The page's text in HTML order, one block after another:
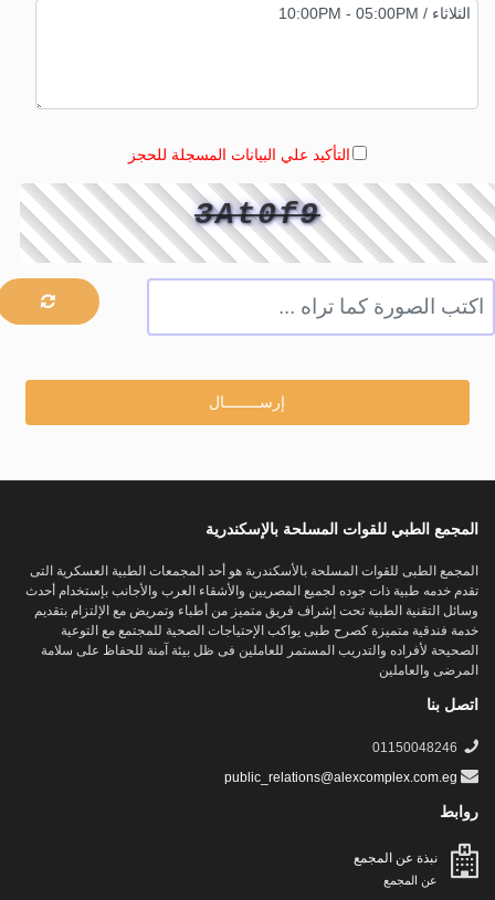
التأكيد علي البيانات المسجلة للحجز
3At0f9
المجمع الطبي للقوات المسلحة بالإسكندرية
المجمع الطبى للقوات المسلحة بالأسكندرية هو أحد المجمعات الطبية العسكرية التى
تقدم خدمه طبية ذات جوده لجميع المصريين والأشقاء العرب والأجانب بإستخدام أحدث
وسائل التقنية الطبية تحت إشراف فريق متميز من أطباء وتمريض مع الإلتزام بتقديم
خدمة فندقية متميزة كصرح طبى يواكب الإحتياجات الصحية للمجتمع مع التوعية
الصحيحة لأفراده والتدريب المستمر للعاملين فى ظل بيئة آمنة للحفاظ على سلامة
المرضى والعاملين
اتصل بنا
01150048246
public_relations@alexcomplex.com.eg
روابط
نبذة عن المجمع
عن المجمع